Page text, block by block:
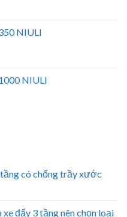
NIULI
NIULI
tầng có chống trầy xước
xe đẩy 3 tầng nên chọn loại